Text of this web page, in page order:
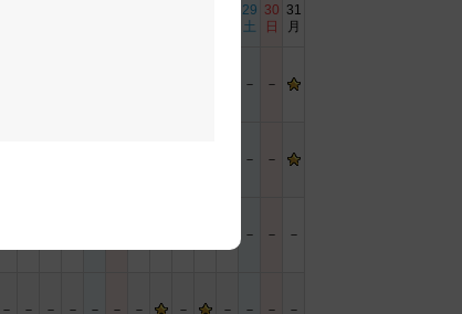
29
土
30
日
31
月
－ －
－ －
－ － －
－ － － － － － － － － － － －